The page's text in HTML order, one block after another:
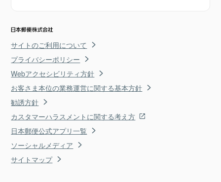
サイトのご利用について
プライバシーポリシー
Webアクセシビリティ方針
お客さま本位の業務運営に関する基本方針
勧誘方針
カスタマーハラスメントに関する考え方
日本郵便公式アプリ一覧
ソーシャルメディア
サイトマップ